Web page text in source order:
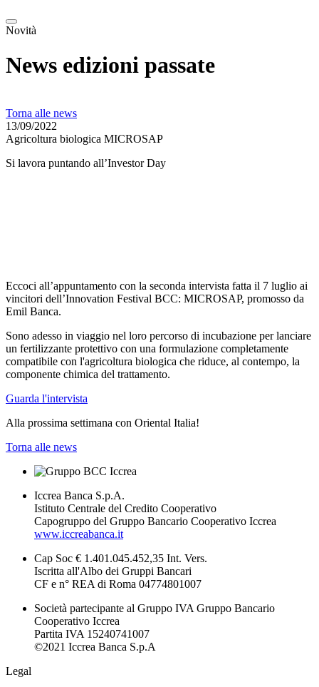
Novità
News edizioni passate
Torna alle news
13/09/2022
Agricoltura biologica MICROSAP
Si lavora puntando all’Investor Day
Eccoci all’appuntamento con la seconda intervista fatta il 7 luglio ai
vincitori dell’Innovation Festival BCC: MICROSAP, promosso da
Emil Banca.
Sono adesso in viaggio nel loro percorso di incubazione per lanciare
un fertilizzante protettivo con una formulazione completamente
compatibile con l'agricoltura biologica che riduce, al contempo, la
componente chimica del trattamento.
Guarda l'intervista
Alla prossima settimana con Oriental Italia!
Torna alle news
Iccrea Banca S.p.A.
Istituto Centrale del Credito Cooperativo
Capogruppo del Gruppo Bancario Cooperativo Iccrea
www.iccreabanca.it
Cap Soc € 1.401.045.452,35 Int. Vers.
Iscritta all'Albo dei Gruppi Bancari
CF e n° REA di Roma 04774801007
Società partecipante al Gruppo IVA Gruppo Bancario
Cooperativo Iccrea
Partita IVA 15240741007
©2021 Iccrea Banca S.p.A
Legal